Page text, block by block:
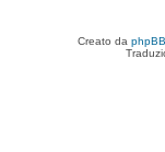
Creato da phpBB